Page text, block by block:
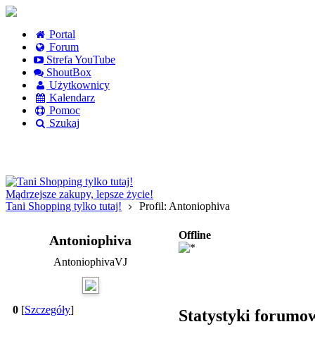
Portal
Forum
Strefa YouTube
ShoutBox
Użytkownicy
Kalendarz
Pomoc
Szukaj
Mądrzejsze zakupy, lepsze życie!
Tani Shopping tylko tutaj!
Profil: Antoniophiva
Antoniophiva
AntoniophivaVJ
0 [Szczegóły]
Offline
Statystyki